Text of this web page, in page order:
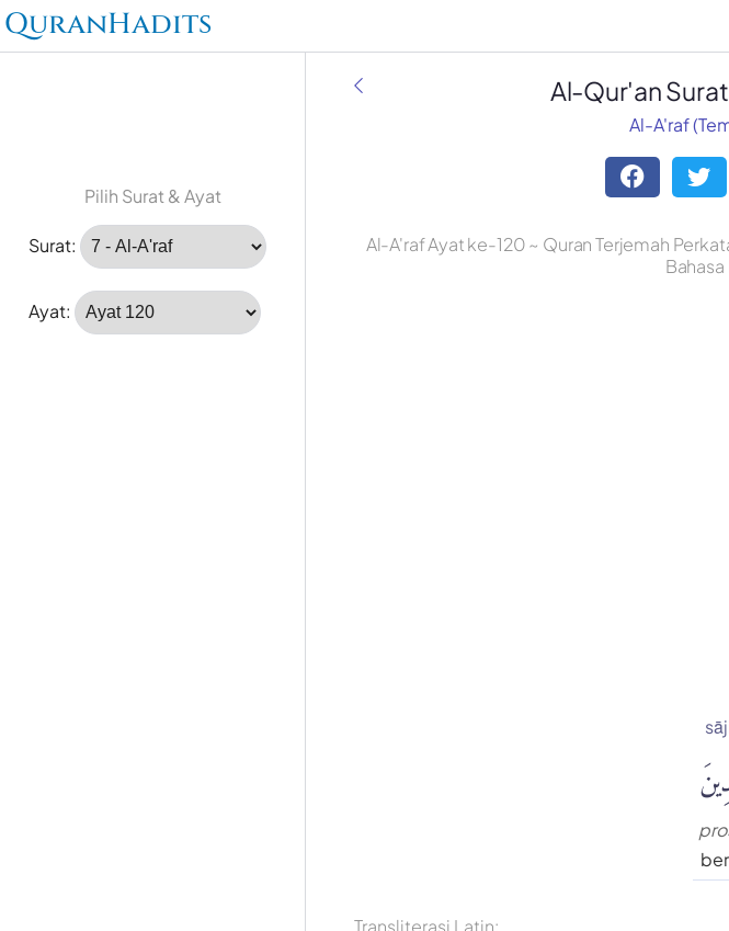
QuranHadits
Pilih Surat & Ayat
Surat:
Ayat:
Al-Qur'an
Al-A'raf
Al-A'raf Ayat ke-120 ~ Quran Terjemah
Transliterasi Latin: